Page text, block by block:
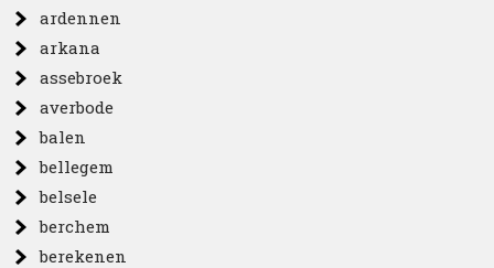
ardennen
arkana
assebroek
averbode
balen
bellegem
belsele
berchem
berekenen